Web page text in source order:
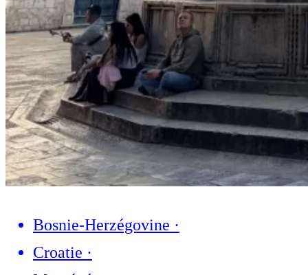
Bosnie-Herzégovine ·
Croatie ·